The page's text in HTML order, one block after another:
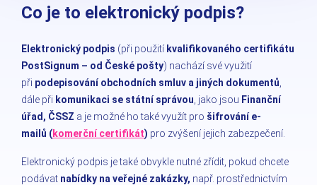
Co je to elektronický podpis?
Elektronický podpis (při použití kvalifikovaného certifikátu
PostSignum – od České pošty) nachází své využití
při podepisování obchodních smluv a jiných dokumentů
dále při komunikaci se státní správou , jako jsou Finanční
úřad, ČSSZ a je možné ho také využít pro šifrování e-
mailů (komerční certifikát) pro zvýšení jejich zabezpečení.
Elektronický podpis je také obvykle nutné zřídit, pokud chcete
podávat nabídky na veřejné zakázky, např. prostřednictvím